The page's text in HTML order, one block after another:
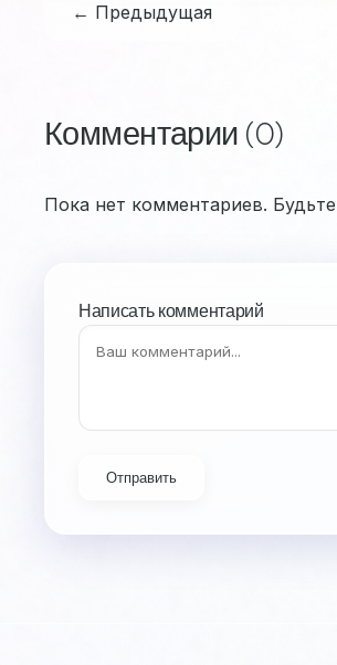
← Предыдущая
Комментарии (0)
Пока нет комментариев.
Написать комментарий
Отправить